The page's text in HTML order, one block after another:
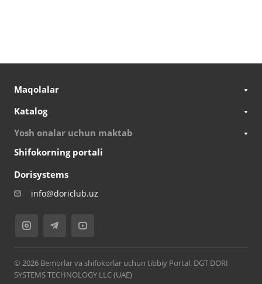
Maqolalar
Katalog
Yosh onalar uchun maktab
Shifokorning portali
Dorisystems
info@doriclub.uz
© 2026 Bemorlar va shifokorlar uchun tibbiy Portal. DGT DORI
SYSTEMS TECHNOLOGY LLC (UAE)